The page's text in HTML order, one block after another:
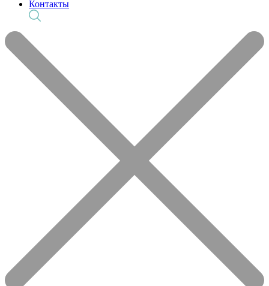
Контакты